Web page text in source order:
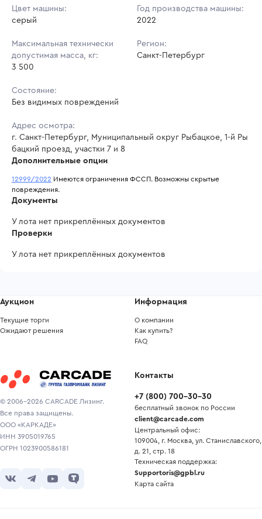
Цвет машины:
серый
Год производства машины:
2022
Максимальная технически
допустимая масса, кг:
3 500
Регион:
Санкт-Петербург
Состояние:
Без видимых повреждений
Адрес осмотра:
г. Санкт-Петербург, Муниципальный округ Рыбацкое, 1-й Ры
бацкий проезд, участки 7 и 8
Дополнительные опции
12999/2022 Имеются ограничения ФССП. Возможны скрытые
повреждения.
Документы
У лота нет прикреплённых документов
Проверки
У лота нет прикреплённых документов
© 2006-2026 CARCADE Лизинг.
Все права защищены.
ООО «КАРКАДЕ»
ИНН 3905019765
ОГРН 1023900586181
Аукцион
Текущие торги
Ожидают решения
Информация
О компании
Как купить?
FAQ
Контакты
+7 (800) 700-30-30
бесплатный звонок по России
client@carcade.com
Центральный офис:
109004, г. Москва, ул. Станиславского,
д. 21, стр. 18
Техническая поддержка:
Supportoris@gpbl.ru
Карта сайта